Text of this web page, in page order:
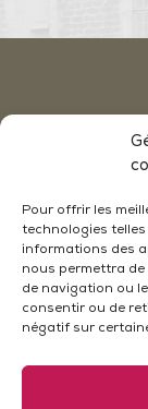
Pour offrir les
technologies
informations des
nous permettra
de navigation ou
consentir ou de
négatif sur
Le